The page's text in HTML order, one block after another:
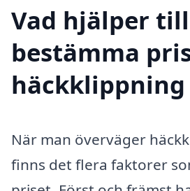
Vad hjälper
bestämma
häckklippning
När man överväger
finns det flera faktorer